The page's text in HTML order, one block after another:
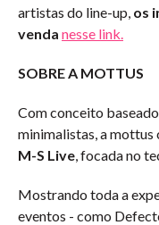
artistas do line-up, os
venda nesse link.
SOBRE A MOTTUS
Com conceito
minimalistas, a mottus
M-S Live, focada no
Mostrando toda a
eventos - como